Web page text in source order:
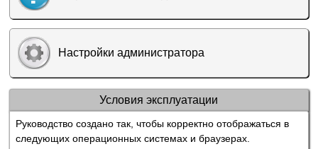
Настройки администратора
Условия эксплуатации
Руководство создано так, чтобы корректно отображаться в
следующих операционных системах и браузерах.